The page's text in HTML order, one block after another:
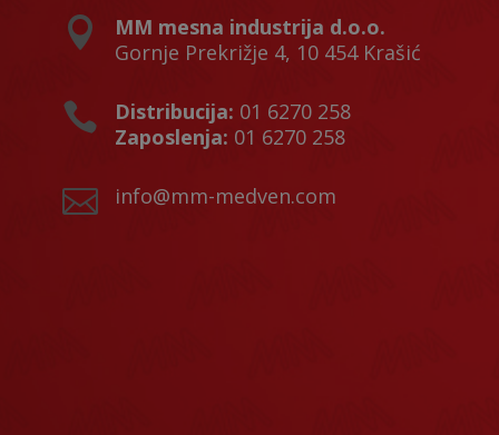

MM mesna industrija d.o.o.
Gornje Prekrižje 4, 10 454 Krašić
 Distribucija: 01 6270 258
Zaposlenja: 01 6270 258
 info@mm-medven.com